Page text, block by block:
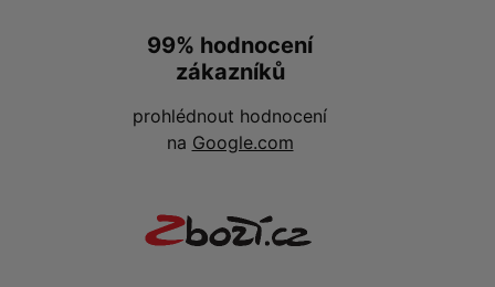
99% hodnocení
zákazníků
prohlédnout hodnocení
na Google.com